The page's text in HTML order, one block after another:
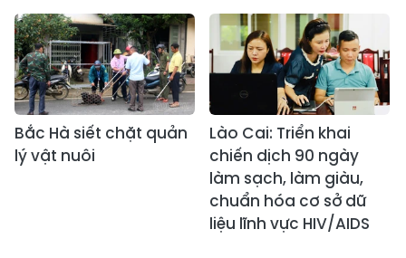
Bắc Hà siết chặt quản
lý vật nuôi
Lào Cai: Triển khai
chiến dịch 90 ngày
làm sạch, làm giàu,
chuẩn hóa cơ sở dữ
liệu lĩnh vực HIV/AIDS